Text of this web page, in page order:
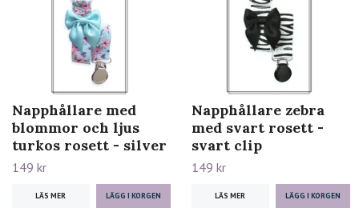
Napphållare med
blommor och ljus
turkos rosett - silver
149 kr
LÄS MER
Napphållare zebra
med svart rosett -
svart clip
149 kr
LÄS MER